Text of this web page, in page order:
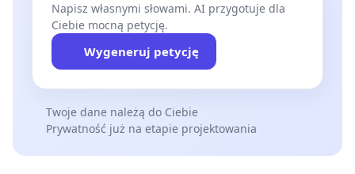
Napisz własnymi słowami. AI przygotuje dla
Ciebie mocną petycję.
Wygeneruj petycję
Twoje dane należą do Ciebie
Prywatność już na etapie projektowania